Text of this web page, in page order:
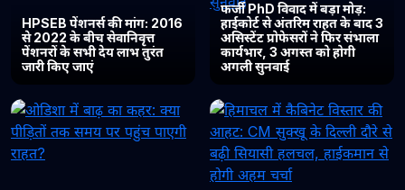
HPSEB पेंशनर्स की मांग: 2016
से 2022 के बीच सेवानिवृत्त
पेंशनरों के सभी देय लाभ तुरंत
जारी किए जाएं
फर्जी PhD विवाद में बड़ा मोड़:
हाईकोर्ट से अंतरिम राहत के बाद 3
असिस्टेंट प्रोफेसरों ने फिर संभाला
कार्यभार, 3 अगस्त को होगी
अगली सुनवाई